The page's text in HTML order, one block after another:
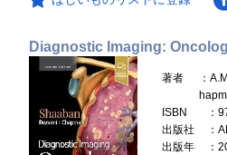
Diagnostic Imaging:
著者
：
ISBN
：
出版社
：
出版年
：